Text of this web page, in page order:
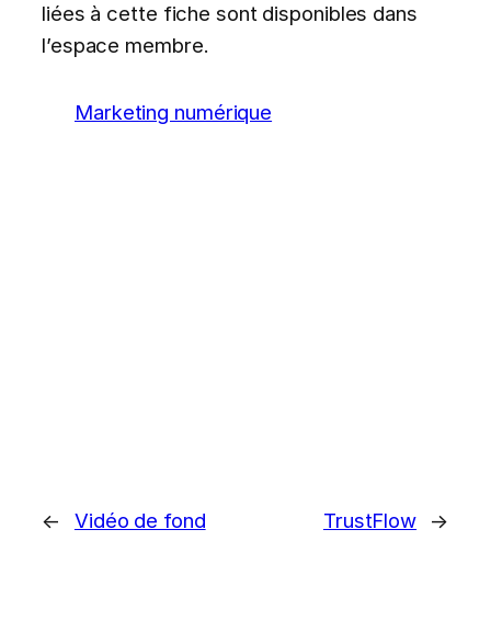
liées à cette fiche sont disponibles dans
l’espace membre.
Marketing numérique
← Vidéo de fond TrustFlow →